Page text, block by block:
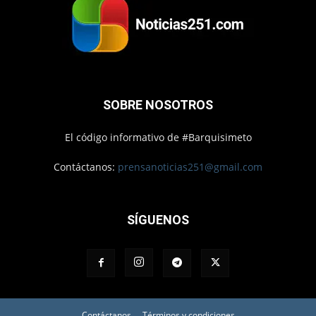
SOBRE NOSOTROS
El código informativo de #Barquisimeto
Contáctanos: prensanoticias251@gmail.com
SÍGUENOS